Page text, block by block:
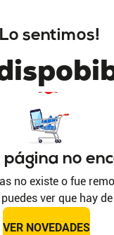
sentimos!
página no
no existe o fue
ver que hay
VER NOVEDADES